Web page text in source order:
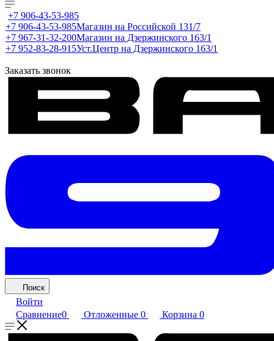
+7 906-43-53-985
+7 906-43-53-985Магазин на Российской 131/7
+7 967-31-32-200Магазин на Дзержинского 163/1
+7 952-83-28-915Уст.Центр на Дзержинского 163/1
Заказать звонок
Поиск
Войти
Сравнение0 Отложенные 0 Корзина 0